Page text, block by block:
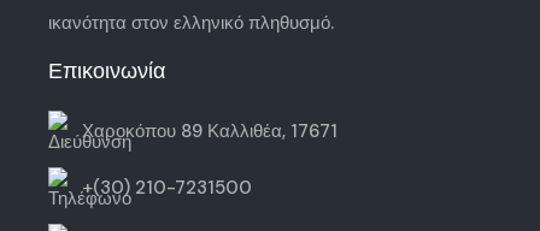
ικανότητα στον ελληνικό πληθυσμό.
Επικοινωνία
Χαροκόπου 89 Καλλιθέα, 17671
+(30) 210-7231500